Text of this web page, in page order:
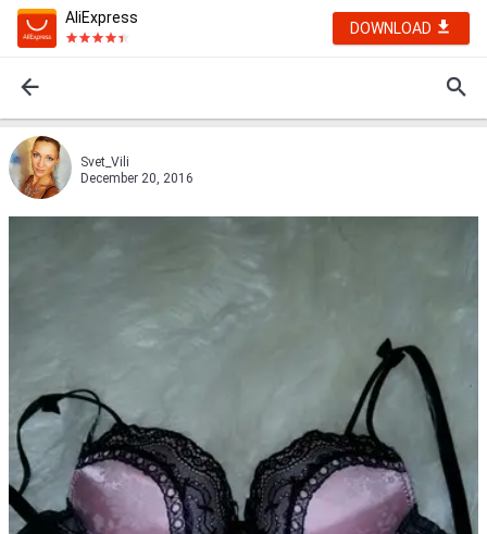
AliExpress
DOWNLOAD
Svet_Vili
December 20, 2016